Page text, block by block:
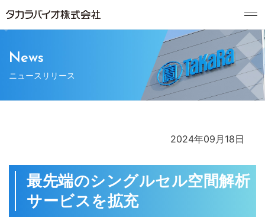
News
ニュースリリース
2024年09月18日
最先端のシングルセル空間解析
サービスを拡充